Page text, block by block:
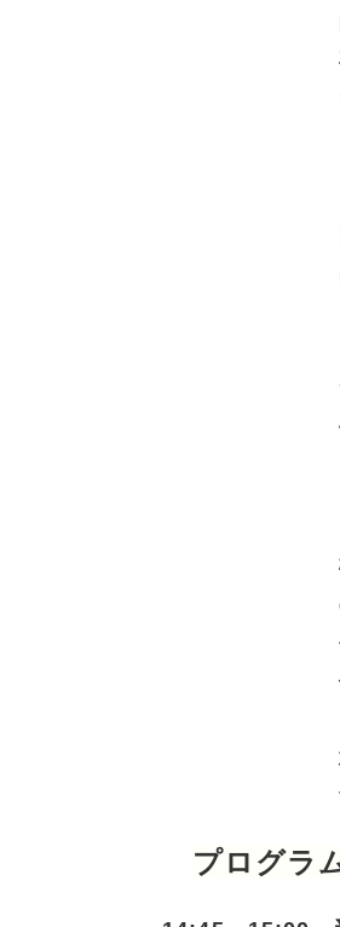
プログラ